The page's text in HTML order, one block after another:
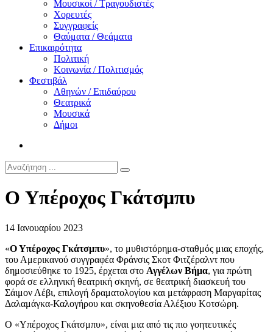
Μουσικοί / Τραγουδιστές
Χορευτές
Συγγραφείς
Θαύματα / Θεάματα
Επικαιρότητα
Πολιτική
Κοινωνία / Πολιτισμός
Φεστιβάλ
Αθηνών / Επιδαύρου
Θεατρικά
Μουσικά
Δήμοι
O Υπέροχος Γκάτσμπυ
14 Ιανουαρίου 2023
«Ο Υπέροχος Γκάτσμπυ», το μυθιστόρημα-σταθμός μιας εποχής,
του Αμερικανού συγγραφέα Φράνσις Σκοτ Φιτζέραλντ που
δημοσιεύθηκε το 1925, έρχεται στο Αγγέλων Βήμα, για πρώτη
φορά σε ελληνική θεατρική σκηνή, σε θεατρική διασκευή του
Σάιμον Λέβι, επιλογή δραματολογίου και μετάφραση Μαργαρίτας
Δαλαμάγκα-Καλογήρου και σκηνοθεσία Αλέξιου Κοτσώρη.
Ο «Υπέροχος Γκάτσμπυ», είναι μια από τις πιο γοητευτικές